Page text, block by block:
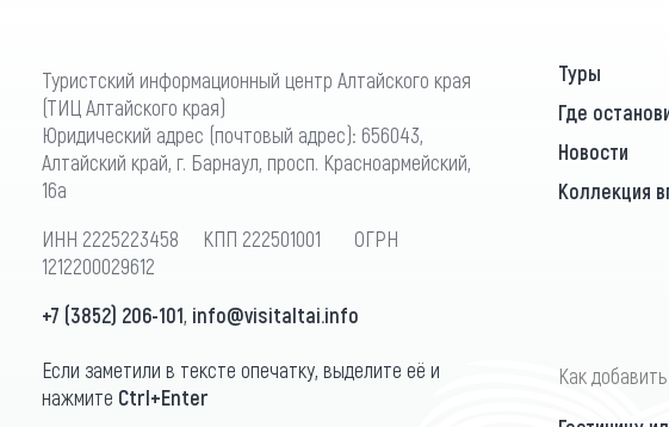
Туристский информационный центр Алтайского края
(ТИЦ Алтайского края)
Юридический адрес (почтовый адрес): 656043,
Алтайский край, г. Барнаул, просп. Красноармейский,
16а
ИНН 2225223458 КПП 222501001 ОГРН
1212200029612
+7 (3852) 206-101, info@visitaltai.info
Если заметили в тексте опечатку, выделите её и
нажмите Ctrl+Enter
Туры
Где
Новости
Коллекция
Как